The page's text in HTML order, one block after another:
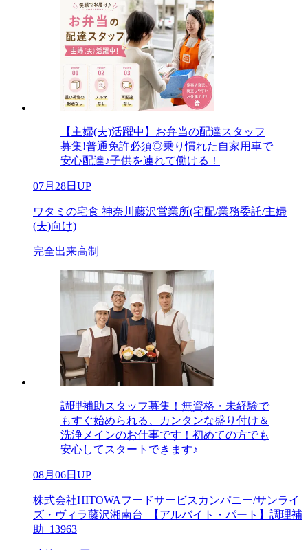
【主婦(夫)活躍中】お弁当の配達スタッフ
募集!普通免許必須◎乗り慣れた自家用車で
安心配達♪子供を連れて働ける！
07月28日UP
ワタミの宅食 神奈川藤沢営業所(宅配/業務委託/主婦
(夫)向け)
完全出来高制
調理補助スタッフ募集！無資格・未経験で
もすぐ始められる、カンタンな盛り付け＆
洗浄メインのお仕事です！初めての方でも
安心してスタートできます♪
08月06日UP
株式会社HITOWAフードサービスカンパニー/サンライ
ズ・ヴィラ藤沢湘南台_【アルバイト・パート】調理補
助_13963